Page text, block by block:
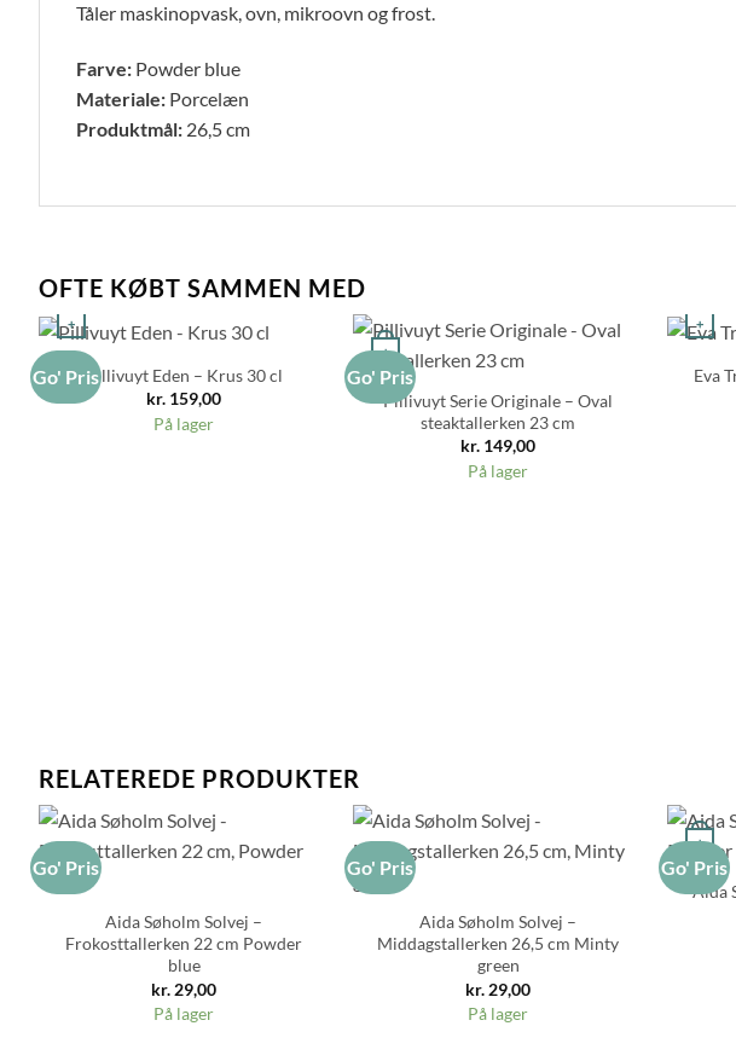
Tåler maskinopvask, ovn, mikroovn og frost.
Farve: Powder blue
Materiale: Porcelæn
Produktmål: 26,5 cm
OFTE KØBT SAMMEN MED
Go' Pris
+
Pillivuyt Eden – Krus 30 cl
kr. 159,00
På lager
Go' Pris
+
Pillivuyt Serie Originale – Oval
steaktallerken 23 cm
kr. 149,00
På lager
+
Eva
RELATEREDE PRODUKTER
Go' Pris
+
Aida Søholm Solvej –
Frokosttallerken 22 cm Powder
blue
kr. 29,00
På lager
Go' Pris
+
Aida Søholm Solvej –
Middagstallerken 26,5 cm Minty
green
kr. 29,00
På lager
Go' Pris
+
Aida